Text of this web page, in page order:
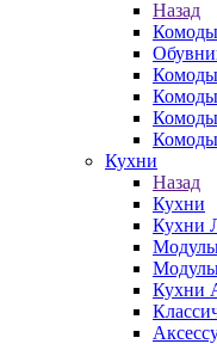
Назад
Комоды
Комоды
Кухни
Назад
Кухни
Кухни
Кухни